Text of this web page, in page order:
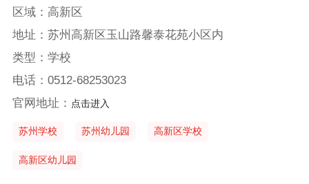
区域：高新区
地址：苏州高新区玉山路馨泰花苑小区内
类型：学校
电话：0512-68253023
官网地址： 点击进入
苏州学校 苏州幼儿园 高新区学校
高新区幼儿园